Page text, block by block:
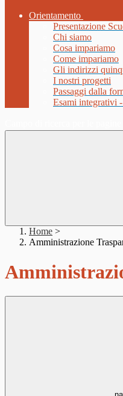
Orientamento
Presentazione
Chi siamo
Cosa impariamo
Come impariamo
Gli indirizzi
I nostri progetti
Passaggi dalla
Esami integrativi
Home >
Amministrazione